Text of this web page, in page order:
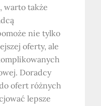
warto także
nie tylko
oferty, ale
Doradcy
ofert różnych
lepsze